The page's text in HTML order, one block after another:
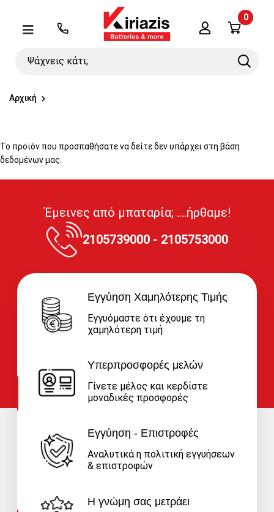
Μενού
Ψάχνεις
Search
Λογαριασμός
0
Αρχική
Το προϊόν που προσπαθήσατε να δείτε δεν υπάρχει στη βάση
δεδομένων μας.
Έμεινες από μπαταρία; ....ήρθαμε!
2105739000 - 2105753000
Εγγύηση Χαμηλότερης Τιμής
Εγγυόμαστε ότι έχουμε τη
χαμηλότερη τιμή
Υπερπροσφορές μελών
Γίνετε μέλος και κερδίστε
μοναδικές προσφορές
Εγγύηση - Επιστροφές
Αναλυτικά η πολιτική εγγυήσεων
& επιστροφών
Η γνώμη σας μετράει